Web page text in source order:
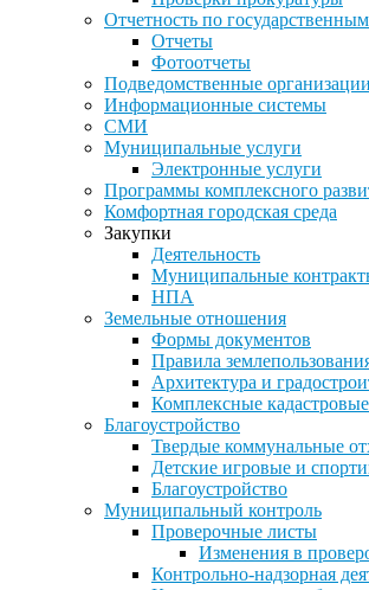
Отчетность по
Отчеты
Фотоотчеты
Подведомственные организации
Информационные системы
СМИ
Муниципальные услуги
Электронные услуги
Программы комплексного
Комфортная городская среда
Закупки
Деятельность
Муниципальные
НПА
Земельные отношения
Формы документов
Правила
Архитектура и
Комплексные
Благоустройство
Твердые коммунальные
Детские игровые и
Благоустройство
Муниципальный контроль
Проверочные листы
Изменения в
Контрольно-надзорная